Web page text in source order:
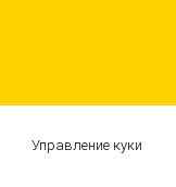
Управление куки